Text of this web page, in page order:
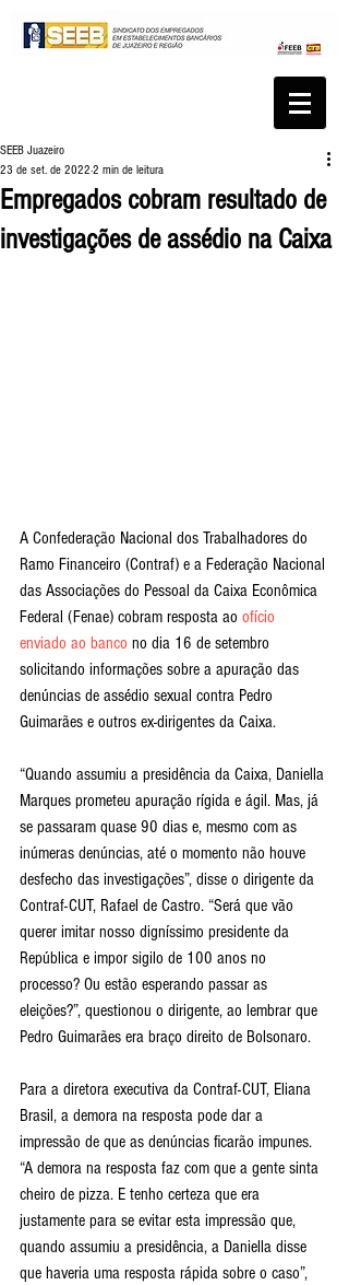
Empregados cobram resultado de
investigações de assédio na Caixa
SEEB Juazeiro
23 de set. de 2022 2 min de leitura
A Confederação Nacional dos Trabalhadores do
Ramo Financeiro (Contraf) e a Federação Nacional
das Associações do Pessoal da Caixa Econômica
Federal (Fenae) cobram resposta ao ofício
enviado ao banco no dia 16 de setembro
solicitando informações sobre a apuração das
denúncias de assédio sexual contra Pedro
Guimarães e outros ex-dirigentes da Caixa.
“Quando assumiu a presidência da Caixa, Daniella
Marques prometeu apuração rígida e ágil. Mas, já
se passaram quase 90 dias e, mesmo com as
inúmeras denúncias, até o momento não houve
desfecho das investigações”, disse o dirigente da
Contraf-CUT, Rafael de Castro. “Será que vão
querer imitar nosso digníssimo presidente da
República e impor sigilo de 100 anos no
processo? Ou estão esperando passar as
eleições?”, questionou o dirigente, ao lembrar que
Pedro Guimarães era braço direito de Bolsonaro.
Para a diretora executiva da Contraf-CUT, Eliana
Brasil, a demora na resposta pode dar a
impressão de que as denúncias ficarão impunes.
“A demora na resposta faz com que a gente sinta
cheiro de pizza. E tenho certeza que era
justamente para se evitar esta impressão que,
quando assumiu a presidência, a Daniella disse
que haveria uma resposta rápida sobre o caso”,